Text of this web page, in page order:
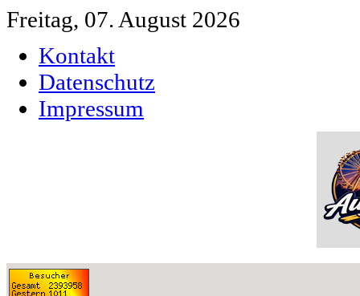
Freitag, 07. August 2026
Kontakt
Datenschutz
Impressum